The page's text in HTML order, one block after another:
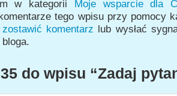
w kategorii Moje wsparcie dla
tego wpisu przy pomocy
zostawić komentarz lub wysłać
do wpisu “Zadaj